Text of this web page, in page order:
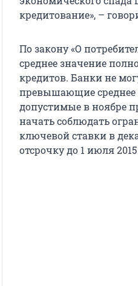
кредитование», –
По закону «О
среднее значение
кредитов. Банки не
превышающие среднее
допустимые в ноябре
начать соблюдать
ключевой ставки в
отсрочку до 1 июля 2015